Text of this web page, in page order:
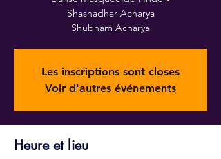
Shashadhar Acharya
Shubham Acharya
Les inscriptions sont closes
Voir d'autres événements
Heure et lieu